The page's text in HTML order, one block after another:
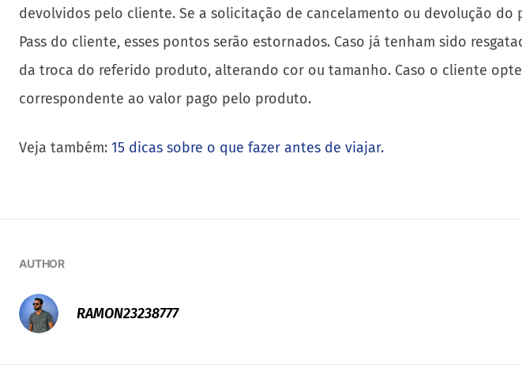
devolvidos pelo cliente. Se a solicitação de cancelamento ou devolução
Pass do cliente, esses pontos serão estornados. Caso já tenham sido
da troca do referido produto, alterando cor ou tamanho. Caso o cliente
correspondente ao valor pago pelo produto.
Veja também: 15 dicas sobre o que fazer antes de viajar.
AUTHOR
RAMON23238777